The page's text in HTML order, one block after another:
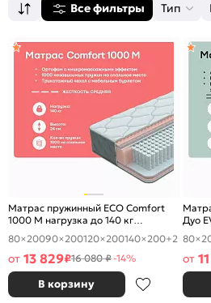
Все фильтры Тип
Матрас пружинный ECO Comfort
1000 M нагрузка до 140 кг
800x2000
80×20090×200120×200140×200+2
от 13 829₽16 080 ₽-14%
В корзину
Дуо
от